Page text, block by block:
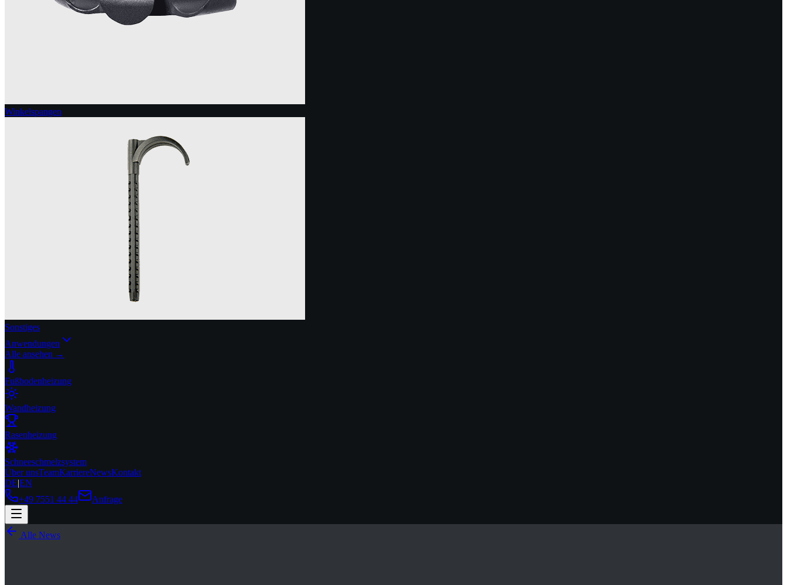
Winkelspangen
Sonstiges
Anwendungen
Alle ansehen →
Fußbodenheizung
Wandheizung
Rasenheizung
Schneeschmelzsystem
Über unsTeamKarriereNewsKontakt
DE|EN
+49 7551 44 44
Anfrage
Alle News